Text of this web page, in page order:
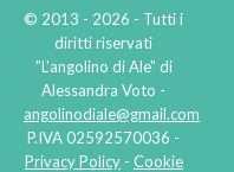
© 2013 - 2026 - Tutti i
diritti riservati
"L'angolino di Ale" di
Alessandra Voto -
angolinodiale@gmail.com
P.IVA 02592570036 -
Privacy Policy- Cookie